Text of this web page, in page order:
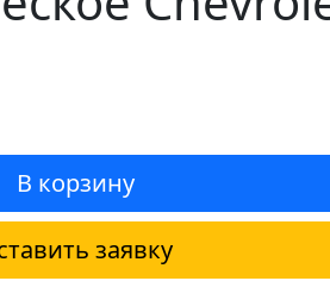
В корзину
заявку